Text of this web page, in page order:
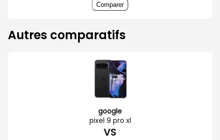
Comparer
Autres comparatifs
google
pixel 9 pro xl
VS